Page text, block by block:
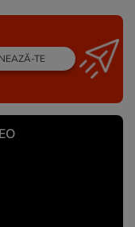
TE